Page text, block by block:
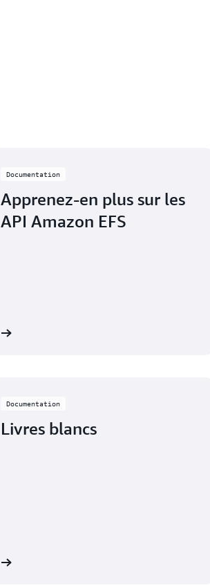
Documentation
Apprenez-en plus sur les
API Amazon EFS
Documentation
Livres blancs